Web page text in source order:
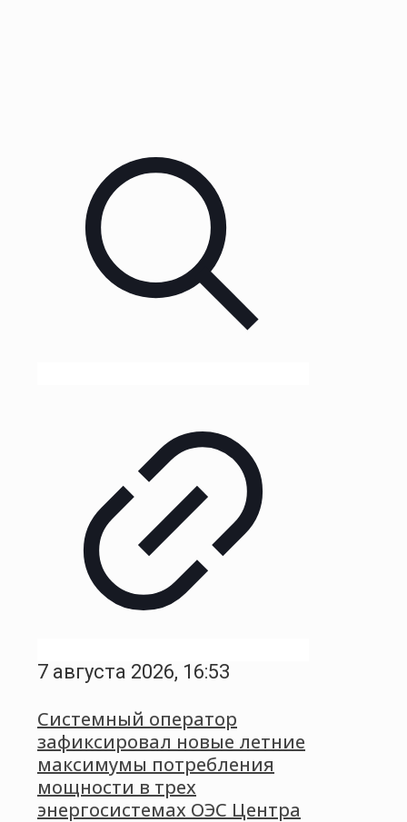
7 августа 2026, 16:53
Системный оператор
зафиксировал новые летние
максимумы потребления
мощности в трех
энергосистемах ОЭС Центра